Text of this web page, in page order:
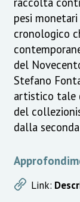
pesi
cronologico
del
Stefano
artistico tale
del
dalla
Link: